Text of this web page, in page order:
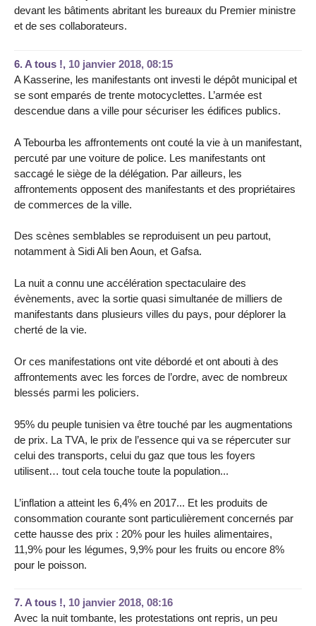
devant les bâtiments abritant les bureaux du Premier ministre
et de ses collaborateurs.
6. A tous !, 10 janvier 2018, 08:15
A Kasserine, les manifestants ont investi le dépôt municipal et
se sont emparés de trente motocyclettes. L’armée est
descendue dans a ville pour sécuriser les édifices publics.
A Tebourba les affrontements ont couté la vie à un manifestant,
percuté par une voiture de police. Les manifestants ont
saccagé le siège de la délégation. Par ailleurs, les
affrontements opposent des manifestants et des propriétaires
de commerces de la ville.
Des scènes semblables se reproduisent un peu partout,
notamment à Sidi Ali ben Aoun, et Gafsa.
La nuit a connu une accélération spectaculaire des
évènements, avec la sortie quasi simultanée de milliers de
manifestants dans plusieurs villes du pays, pour déplorer la
cherté de la vie.
Or ces manifestations ont vite débordé et ont abouti à des
affrontements avec les forces de l’ordre, avec de nombreux
blessés parmi les policiers.
95% du peuple tunisien va être touché par les augmentations
de prix. La TVA, le prix de l’essence qui va se répercuter sur
celui des transports, celui du gaz que tous les foyers
utilisent… tout cela touche toute la population...
L’inflation a atteint les 6,4% en 2017... Et les produits de
consommation courante sont particulièrement concernés par
cette hausse des prix : 20% pour les huiles alimentaires,
11,9% pour les légumes, 9,9% pour les fruits ou encore 8%
pour le poisson.
7. A tous !, 10 janvier 2018, 08:16
Avec la nuit tombante, les protestations ont repris, un peu